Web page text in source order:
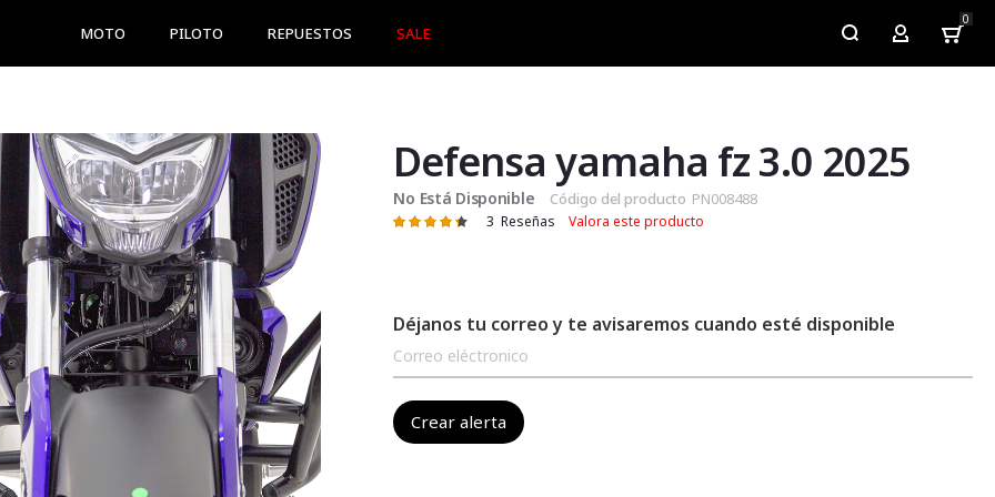
MOTO PILOTO REPUESTOS SALE My Account
0
Defensa yamaha fz 3.0 2025
No Está Disponible Código del producto PN008488
Valoración: 3 Reseñas Valora este producto
Déjanos tu correo y te avisaremos cuando esté disponible